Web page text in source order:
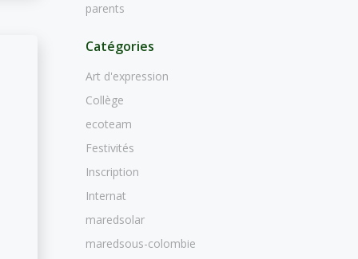
parents
Catégories
Art d'expression
Collège
ecoteam
Festivités
Inscription
Internat
maredsolar
maredsous-colombie